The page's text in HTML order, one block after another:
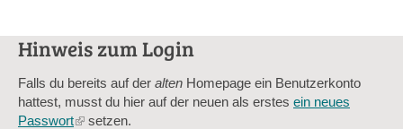
Hinweis zum Login
Falls du bereits auf der alten Homepage ein Benutzerkonto
hattest, musst du hier auf der neuen als erstes ein neues
Passwort(linksetzen.